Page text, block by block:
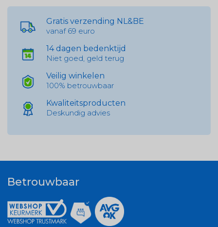
Gratis verzending NL&BE
vanaf 69 euro
14 dagen bedenktijd
Niet goed, geld terug
Veilig winkelen
100% betrouwbaar
Kwaliteitsproducten
Deskundig advies
Betrouwbaar